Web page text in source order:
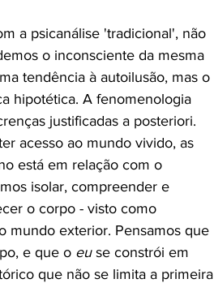
a psicanálise 'tradicional', não
o inconsciente da mesma
tendência à autoilusão, mas o
hipotética. A fenomenologia
justificadas a posteriori.
acesso ao mundo vivido, as
está em relação com o
isolar, compreender e
o corpo - visto como
mundo exterior. Pensamos que
e que o eu se constrói em
que não se limita a primeira